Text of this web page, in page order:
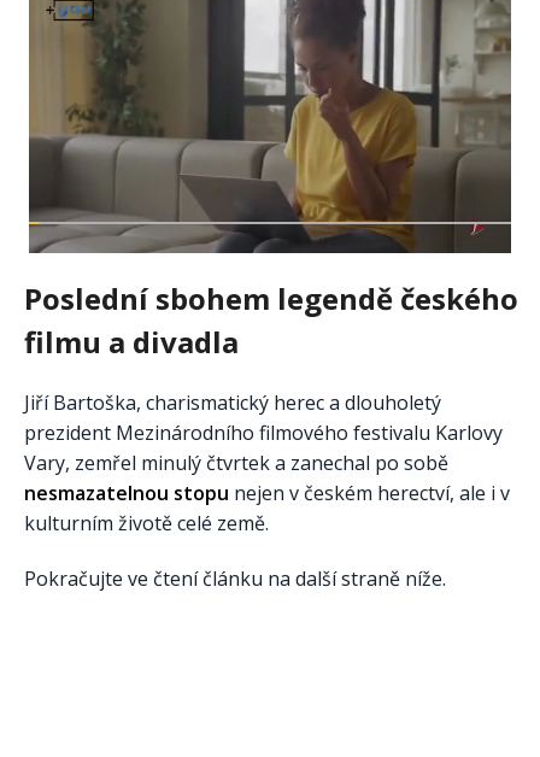
Poslední sbohem legendě českého
filmu a divadla
Jiří Bartoška, charismatický herec a dlouholetý
prezident Mezinárodního filmového festivalu Karlovy
Vary, zemřel minulý čtvrtek a zanechal po sobě
nesmazatelnou stopu nejen v českém herectví, ale i v
kulturním životě celé země.
Pokračujte ve čtení článku na další straně níže.